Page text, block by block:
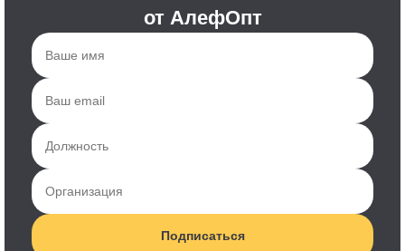
от АлефОпт
Подписаться